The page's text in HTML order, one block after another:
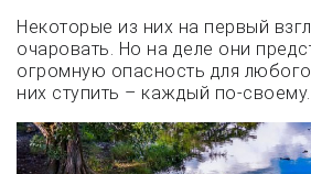
Некоторые из них на первый
очаровать. Но на деле они
огромную опасность для
них ступить – каждый по-своему.